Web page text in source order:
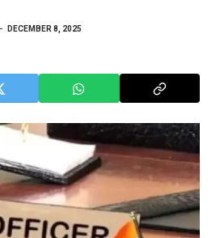
DECEMBER 8, 2025